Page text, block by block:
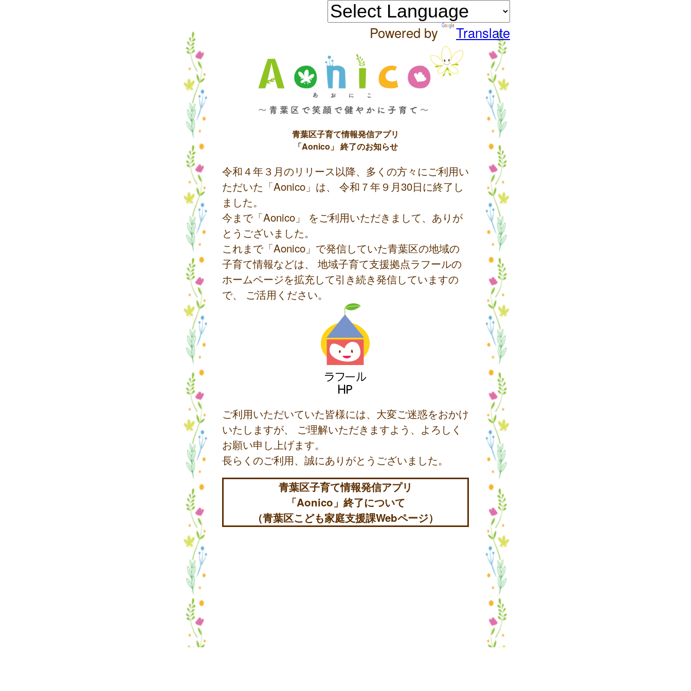
Powered by Translate
青葉区子育て情報発信アプリ
「Aonico」 終了のお知らせ
令和４年３月のリリース以降、多くの方々にご利用い
ただいた「Aonico」は、 令和７年９月30日に終了し
ました。
今まで「Aonico」 をご利用いただきまして、ありが
とうございました。
これまで「Aonico」で発信していた青葉区の地域の
子育て情報などは、 地域子育て支援拠点ラフールの
ホームページを拡充して引き続き発信していますの
で、 ご活用ください。
ご利用いただいていた皆様には、大変ご迷惑をおかけ
いたしますが、 ご理解いただきますよう、よろしく
お願い申し上げます。
長らくのご利用、誠にありがとうございました。
青葉区子育て情報発信アプリ
「Aonico」終了について
（青葉区こども家庭支援課Webページ）